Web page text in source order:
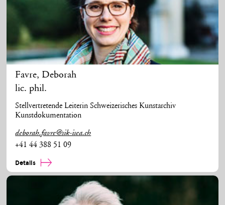
Favre, Deborah
lic. phil.
Stellvertretende Leiterin Schweizerisches Kunstarchiv
Kunstdokumentation
deborah.favre@sik-isea.ch
+41 44 388 51 09
Details